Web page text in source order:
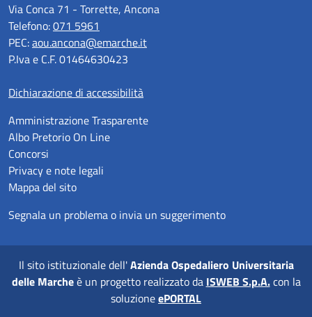
Via Conca 71 - Torrette, Ancona
Telefono:071 5961
PEC:aou.ancona@emarche.it
P.Iva e C.F. 01464630423
Dichiarazione di accessibilità
Amministrazione Trasparente
Albo Pretorio On Line
Concorsi
Privacy e note legali
Mappa del sito
Segnala un problema o invia un suggerimento
Il sito istituzionale dell'Azienda Ospedaliero Universitaria
delle Marcheè un progetto realizzato da ISWEB S.p.A.con la
soluzioneePORTAL